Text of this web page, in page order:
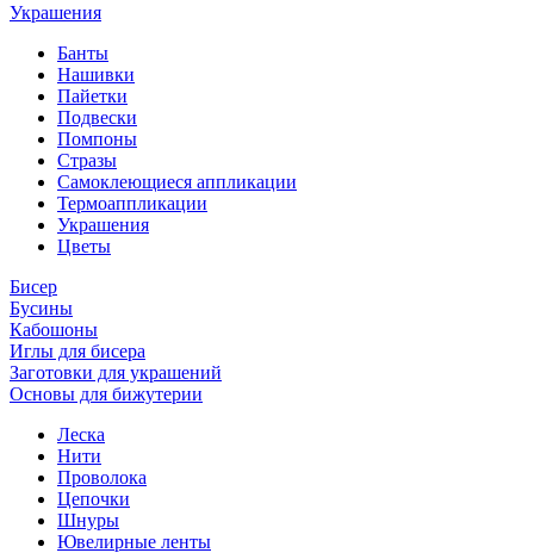
Украшения
Банты
Нашивки
Пайетки
Подвески
Помпоны
Стразы
Самоклеющиеся аппликации
Термоаппликации
Украшения
Цветы
Бисер
Бусины
Кабошоны
Иглы для бисера
Заготовки для украшений
Основы для бижутерии
Леска
Нити
Проволока
Цепочки
Шнуры
Ювелирные ленты